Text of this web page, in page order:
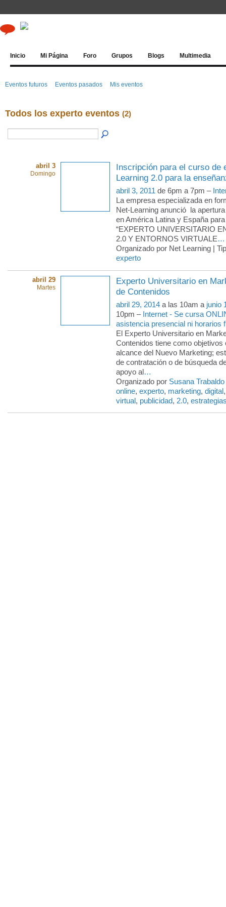
Inicio Mi Página Foro Grupos Blogs Multimedia
Eventos futuros Eventos pasados Mis eventos
Todos los experto eventos (2)
abril 3
Domingo
Inscripción para el curso de
Learning 2.0 para la
abril 3, 2011 de 6pm a 7pm –
La empresa especializada en
Net-Learning anunció la
en América Latina y España
“EXPERTO UNIVERSITARIO
2.0 Y ENTORNOS VIRTUALE…
Organizado por Net Learning |
experto
abril 29
Martes
Experto Universitario en
de Contenidos
abril 29, 2014 a las 10am a junio
10pm – Internet - Se cursa
asistencia presencial ni horarios
El Experto Universitario en
Contenidos tiene como objetivos
alcance del Nuevo Marketing;
de contratación o de búsqueda
apoyo al…
Organizado por Susana Trabaldo
online, experto, marketing, digital
virtual, publicidad, 2.0,